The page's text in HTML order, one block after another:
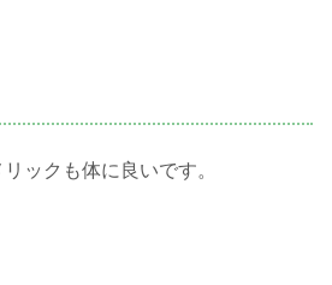
ックも体に良いです。